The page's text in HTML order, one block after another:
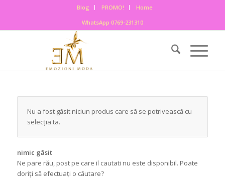
Blog PROMO!
Home
WhatsApp 0769-231310
Nu a fost găsit niciun produs care să se potrivească cu
selecția ta.
nimic găsit
Ne pare rău, post pe care il cautati nu este disponibil. Poate
doriți să efectuați o căutare?